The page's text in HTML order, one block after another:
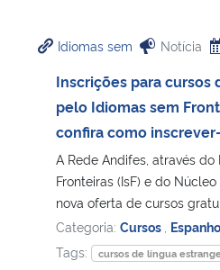
Ministério da Cidadania
Ministério da Saúde
Ministério de Minas e Energia
Ministério da Ciência, Tecnologia,
Ministério do Meio Ambiente
Idiomas sem Notícia
Inscrições para cursos
pelo Idiomas sem
confira como
A Rede Andifes, através
Fronteiras (IsF) e do
nova oferta de cursos
Categoria: Cursos
Tags:
cursos de língua